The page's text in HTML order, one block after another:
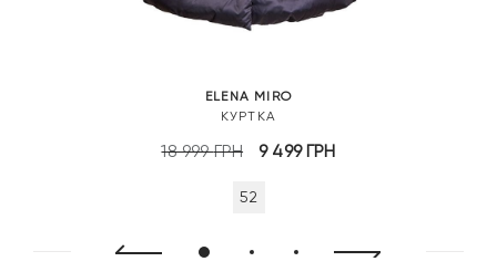
ELENA MIRO
КУРТКА
18 999ГРН
Оригінальна
18
9 499ГРН
52